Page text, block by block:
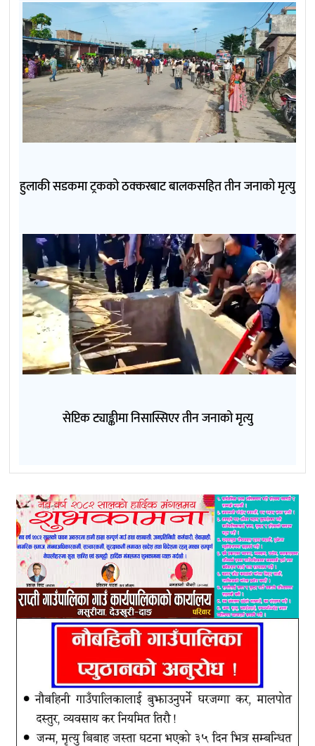
हुलाकी सडकमा ट्रकको ठक्करबाट बालकसहित तीन जनाको मृत्यु
सेप्टिक ट्याङ्कीमा निसास्सिएर तीन जनाको मृत्यु